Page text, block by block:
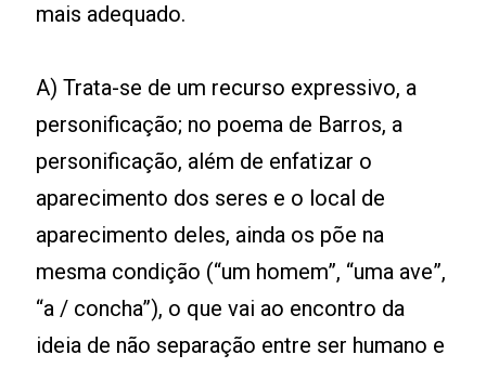
mais adequado.
A) Trata-se de um recurso expressivo, a
personificação; no poema de Barros, a
personificação, além de enfatizar o
aparecimento dos seres e o local de
aparecimento deles, ainda os põe na
mesma condição (“um homem”, “uma ave”,
“a / concha”), o que vai ao encontro da
ideia de não separação entre ser humano e